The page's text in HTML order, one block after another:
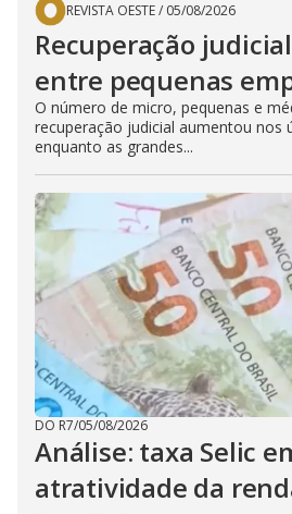
REVISTA OESTE/ 05/08/2026
Recuperação
entre pequenas
O número de micro, pequenas e
recuperação judicial aumentou nos
enquanto as grandes...
DO R7/05/08/2026
Análise: taxa Selic
atratividade da